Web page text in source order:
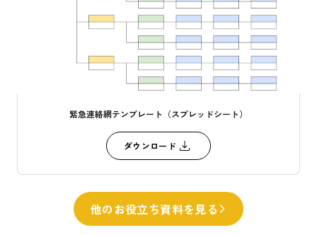
緊急連絡網テンプレート（スプレッドシート）
ダウンロード
他のお役立ち資料を見る